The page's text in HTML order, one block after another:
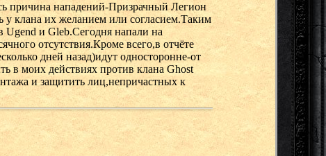
причина нападений-Призрачный Легион
у клана их желанием или согласием.Таким
Ugend и Gleb.Сегодня напали на
отсутствия.Кроме всего,в отчёте
дней назад)идут односторонне-от
в моих действиях против клана Ghost
и защитить лиц,непричастных к